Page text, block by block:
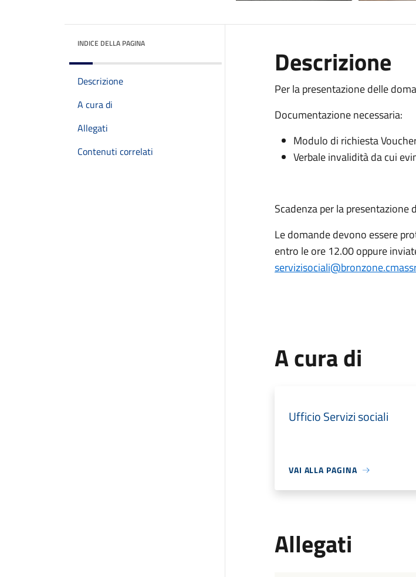
INDICE DELLA PAGINA
Descrizione
A cura di
Allegati
Contenuti correlati
Descrizione
Per la presentazione delle
Documentazione necessaria:
Modulo di richiesta
Verbale invalidità da cui
Scadenza per la presentazione
Le domande devono essere
entro le ore 12.00 oppure
A cura di
Ufficio Servizi sociali
VAI ALLA PAGINA
Allegati